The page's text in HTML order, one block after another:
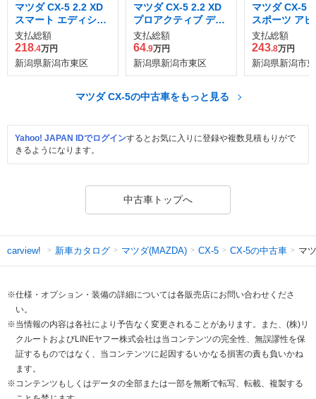
マツダ CX-5 2.2 XD
スマート エディショ
ン ディーゼルターボ
4WD
支払総額
218.4万円
新潟県新潟市東区
マツダ CX-5 2.2 XD
プロアクティブ ディ
ーゼルターボ
支払総額
64.9万円
新潟県新潟市東区
マツダ CX-5
スポーツ ア
ス ディーゼ
支払総額
243.8万円
新潟県新潟市
マツダ CX-5の中古車をもっと見る
Yahoo! JAPAN IDでログインするとお気に入りに登録や複数見積もりがで
きるようになります。
中古車トップへ
carview! 新車カタログ マツダ(MAZDA) CX-5 CX-5の中古車 マ
※仕様・オプション・装備の詳細については各販売店にお問い合わせくださ
い。
※当情報の内容は各社により予告なく変更されることがあります。また、(株)リ
クルートおよびLINEヤフー株式会社は当コンテンツの完全性、無誤謬性を保
証するものではなく、当コンテンツに起因するいかなる損害の責も負いかね
ます。
※コンテンツもしくはデータの全部または一部を無断で転写、転載、複製する